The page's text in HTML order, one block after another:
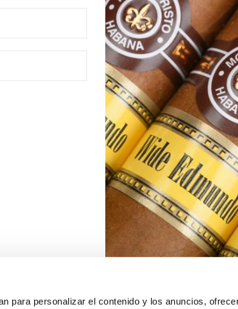
para personalizar el contenido y los anuncios,